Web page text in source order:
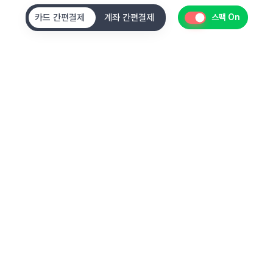
카드 간편결제 계좌 간편결제 스팩 On